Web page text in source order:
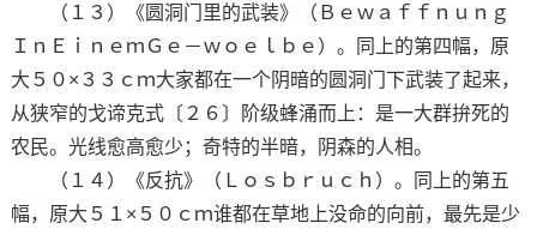
（１３）《圆洞门里的武装》（Ｂｅｗａｆｆｎｕｎｇ
ＩｎＥｉｎｅｍＧｅ－ｗｏｅｌｂｅ）。同上的第四幅，原
大５０×３３ｃｍ大家都在一个阴暗的圆洞门下武装了起来，
从狭窄的戈谛克式〔２６〕阶级蜂涌而上：是一大群拚死的
农民。光线愈高愈少；奇特的半暗，阴森的人相。
（１４）《反抗》（Ｌｏｓｂｒｕｃｈ）。同上的第五
幅，原大５１×５０ｃｍ谁都在草地上没命的向前，最先是少